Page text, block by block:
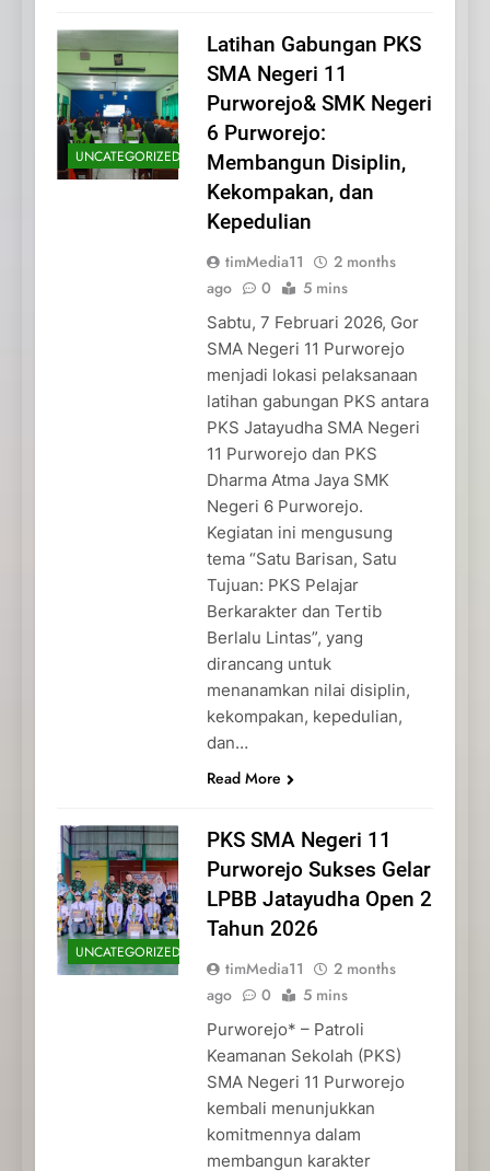
UNCATEGORIZED
Latihan Gabungan PKS
SMA Negeri 11
Purworejo& SMK Negeri
6 Purworejo:
Membangun Disiplin,
Kekompakan, dan
Kepedulian
timMedia11
2 months
ago
0 5 mins
Sabtu, 7 Februari 2026, Gor
SMA Negeri 11 Purworejo
menjadi lokasi pelaksanaan
latihan gabungan PKS antara
PKS Jatayudha SMA Negeri
11 Purworejo dan PKS
Dharma Atma Jaya SMK
Negeri 6 Purworejo.
Kegiatan ini mengusung
tema “Satu Barisan, Satu
Tujuan: PKS Pelajar
Berkarakter dan Tertib
Berlalu Lintas”, yang
dirancang untuk
menanamkan nilai disiplin,
kekompakan, kepedulian,
dan…
Read More
UNCATEGORIZED
PKS SMA Negeri 11
Purworejo Sukses Gelar
LPBB Jatayudha Open 2
Tahun 2026
timMedia11
2 months
ago
0 5 mins
Purworejo* – Patroli
Keamanan Sekolah (PKS)
SMA Negeri 11 Purworejo
kembali menunjukkan
komitmennya dalam
membangun karakter